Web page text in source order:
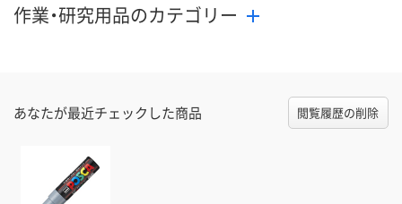
作業・研究用品のカテゴリー
あなたが最近チェックした商品 閲覧履歴の削除